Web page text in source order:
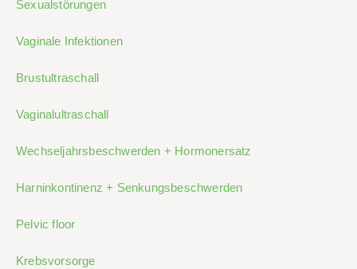
Sexualstörungen
Vaginale Infektionen
Brustultraschall
Vaginalultraschall
Wechseljahrsbeschwerden + Hormonersatz
Harninkontinenz + Senkungsbeschwerden
Pelvic floor
Krebsvorsorge